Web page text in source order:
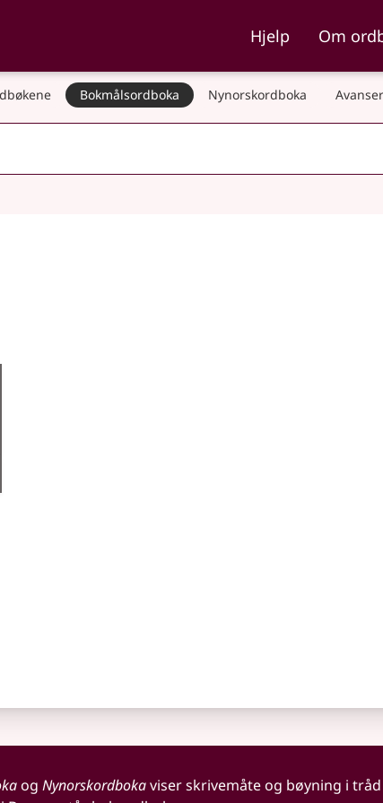
og NynorskordbokaHjelp Om
Bokmålsordboka Nynorskordboka
og Nynorskordbokaviser skrivemåte og bøyning i